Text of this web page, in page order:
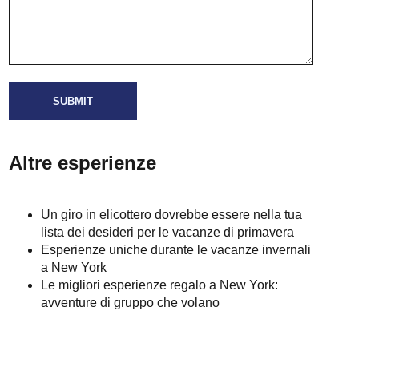
Altre esperienze
Un giro in elicottero dovrebbe essere nella tua
lista dei desideri per le vacanze di primavera
Esperienze uniche durante le vacanze invernali
a New York
Le migliori esperienze regalo a New York:
avventure di gruppo che volano